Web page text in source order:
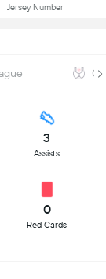
Jersey Number
3
Assists
0
Red Cards